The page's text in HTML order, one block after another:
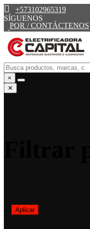
+573102965319
SÍGUENOS
PQR / CONTÁCTENOS
×
✕
Aplicar